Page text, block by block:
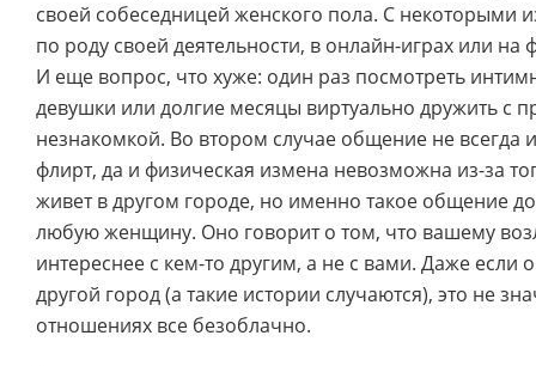
своей собеседницей женского пола. С некоторыми
по роду своей деятельности, в онлайн-играх или на
И еще вопрос, что хуже: один раз посмотреть
девушки или долгие месяцы виртуально дружить с
незнакомкой. Во втором случае общение не всегда
флирт, да и физическая измена невозможна из-за
живет в другом городе, но именно такое общение
любую женщину. Оно говорит о том, что вашему
интереснее с кем-то другим, а не с вами. Даже если
другой город (а такие истории случаются), это не
отношениях все безоблачно.